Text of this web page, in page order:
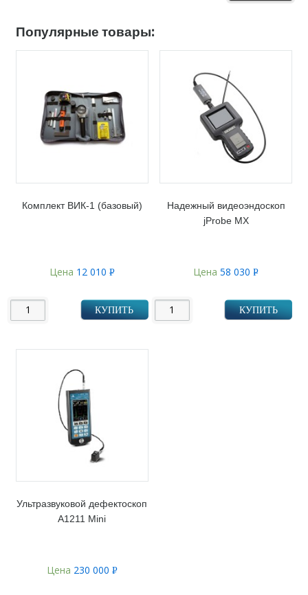
Популярные товары:
Комплект ВИК-1 (базовый)
Цена 12 010 Р
КУПИТЬ
Надежный видеоэндоскоп
jProbe MX
Цена58 030Р
КУПИТЬ
Ультразвуковой дефектоскоп
А1211 Mini
Цена 230 000 Р